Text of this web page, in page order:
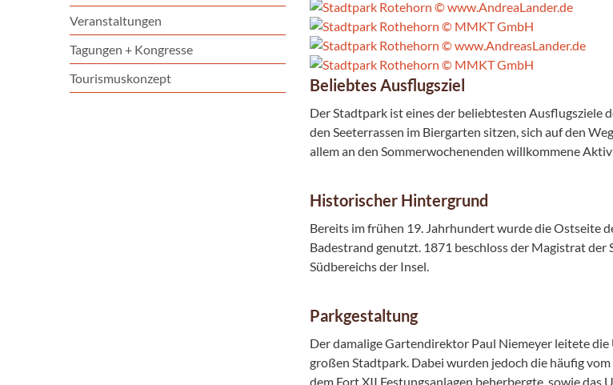
Veranstaltungen
Tagungen + Kongresse
Tourismuskonzept
Beliebtes Ausflugsziel
Der Stadtpark ist eines der beliebtesten
den Seeterrassen im Biergarten sitzen, sich auf den
allem an den Sommerwochenenden willkommene
Historischer Hintergrund
Bereits im frühen 19. Jahrhundert wurde die Ostseite
Badestrand genutzt. 1871 beschloss der Magistrat
Südbereichs der Insel.
Parkgestaltung
Der damalige Gartendirektor Paul Niemeyer leitete
großen Stadtpark. Dabei wurden jedoch die häufig
dem Fort XII Festungsanlagen beherbergte, sowie das